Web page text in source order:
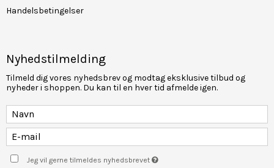
Handelsbetingelser
Nyhedstilmelding
Tilmeld dig vores nyhedsbrev og modtag eksklusive tilbud og
nyheder i shoppen. Du kan til en hver tid afmelde igen.
Jeg vil gerne tilmeldes nyhedsbrevet